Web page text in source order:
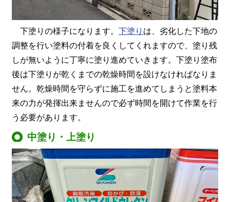
下塗りの様子になります。 下塗り は、劣化した下地の
調整を行い塗料の付着を良くしてくれますので、塗り残
しが無いように丁寧に塗り進めていきます。下塗り塗布
後は下塗りが乾くまでの乾燥時間を設けなければなりま
せん。乾燥時間を守らずに施工を進めてしまうと塗料本
来の力が発揮出来ませんので必ず時間を開けて作業を行
う必要があります。
中塗り・上塗り